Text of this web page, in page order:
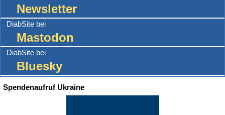
Newsletter
DiabSite bei
Mastodon
DiabSite bei
Bluesky
Spendenaufruf Ukraine